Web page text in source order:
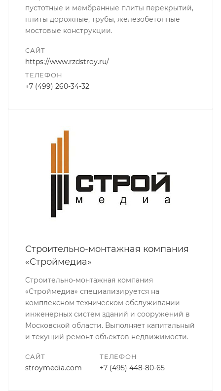
пустотные и мембранные плиты перекрытий,
плиты дорожные, трубы, железобетонные
мостовые конструкции.
САЙТ
https://www.rzdstroy.ru/
ТЕЛЕФОН
+7 (499) 260-34-32
Строительно-монтажная компания
«Строймедиа»
Строительно-монтажная компания
«Строймедиа» специализируется на
комплексном техническом обслуживании
инженерных систем зданий и сооружений в
Московской области. Выполняет капитальный
и текущий ремонт объектов недвижимости.
САЙТ
stroymedia.com
ТЕЛЕФОН
+7 (495) 448-80-65